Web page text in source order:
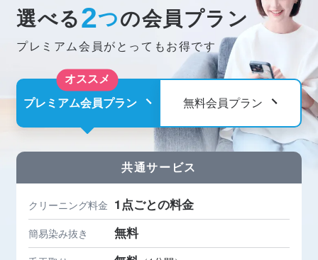
選べる2つの会員プラン
プレミアム会員がとってもお得です
オススメ
プレミアム会員プラン
無料会員プラン
共通サービス
クリーニング料金 1点ごとの料金
簡易染み抜き 無料